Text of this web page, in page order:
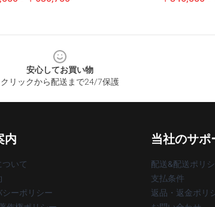
安心してお買い物
クリックから配送まで24/7保護
内
ついて
シーポリシー
当社のサポ
配送&配送ポリ
支払条件
返品・返金ポリ